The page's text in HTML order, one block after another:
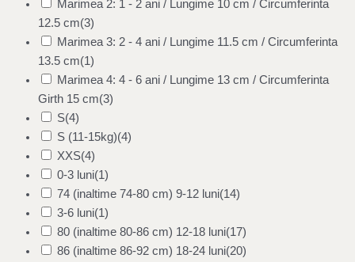
Marimea 2: 1 - 2 ani / Lungime 10 cm / Circumferinta
12.5 cm(3)
Marimea 3: 2 - 4 ani / Lungime 11.5 cm / Circumferinta
13.5 cm(1)
Marimea 4: 4 - 6 ani / Lungime 13 cm / Circumferinta
Girth 15 cm(3)
S(4)
S (11-15kg)(4)
XXS(4)
0-3 luni(1)
74 (inaltime 74-80 cm) 9-12 luni(14)
3-6 luni(1)
80 (inaltime 80-86 cm) 12-18 luni(17)
86 (inaltime 86-92 cm) 18-24 luni(20)